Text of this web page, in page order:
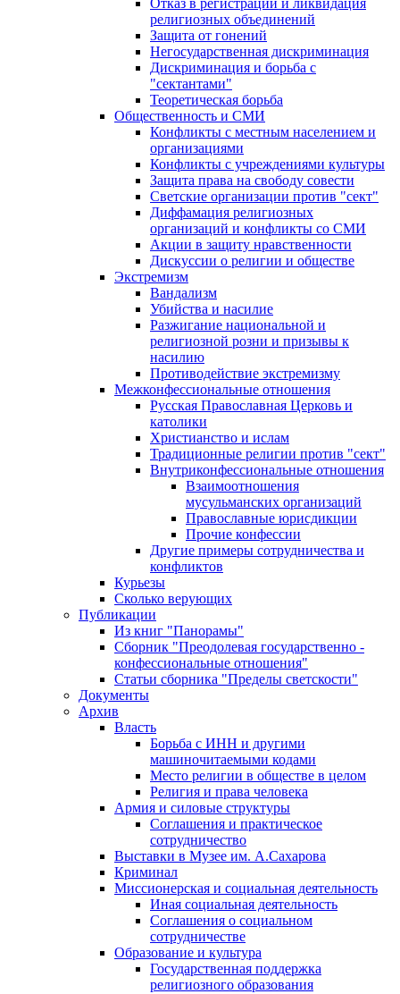
Отказ в регистрации и ликвидация
религиозных объединений
Защита от гонений
Негосударственная дискриминация
Дискриминация и борьба с
"сектантами"
Теоретическая борьба
Общественность и СМИ
Конфликты с местным населением и
организациями
Конфликты с учреждениями культуры
Защита права на свободу совести
Светские организации против "сект"
Диффамация религиозных
организаций и конфликты со СМИ
Акции в защиту нравственности
Дискуссии о религии и обществе
Экстремизм
Вандализм
Убийства и насилие
Разжигание национальной и
религиозной розни и призывы к
насилию
Противодействие экстремизму
Межконфессиональные отношения
Русская Православная Церковь и
католики
Христианство и ислам
Традиционные религии против "сект"
Внутриконфессиональные отношения
Взаимоотношения
мусульманских организаций
Православные юрисдикции
Прочие конфессии
Другие примеры сотрудничества и
конфликтов
Курьезы
Сколько верующих
Публикации
Из книг "Панорамы"
Сборник "Преодолевая государственно -
конфессиональные отношения"
Статьи сборника "Пределы светскости"
Документы
Архив
Власть
Борьба с ИНН и другими
машиночитаемыми кодами
Место религии в обществе в целом
Религия и права человека
Армия и силовые структуры
Соглашения и практическое
сотрудничество
Выставки в Музее им. А.Сахарова
Криминал
Миссионерская и социальная деятельность
Иная социальная деятельность
Соглашения о социальном
сотрудничестве
Образование и культура
Государственная поддержка
религиозного образования